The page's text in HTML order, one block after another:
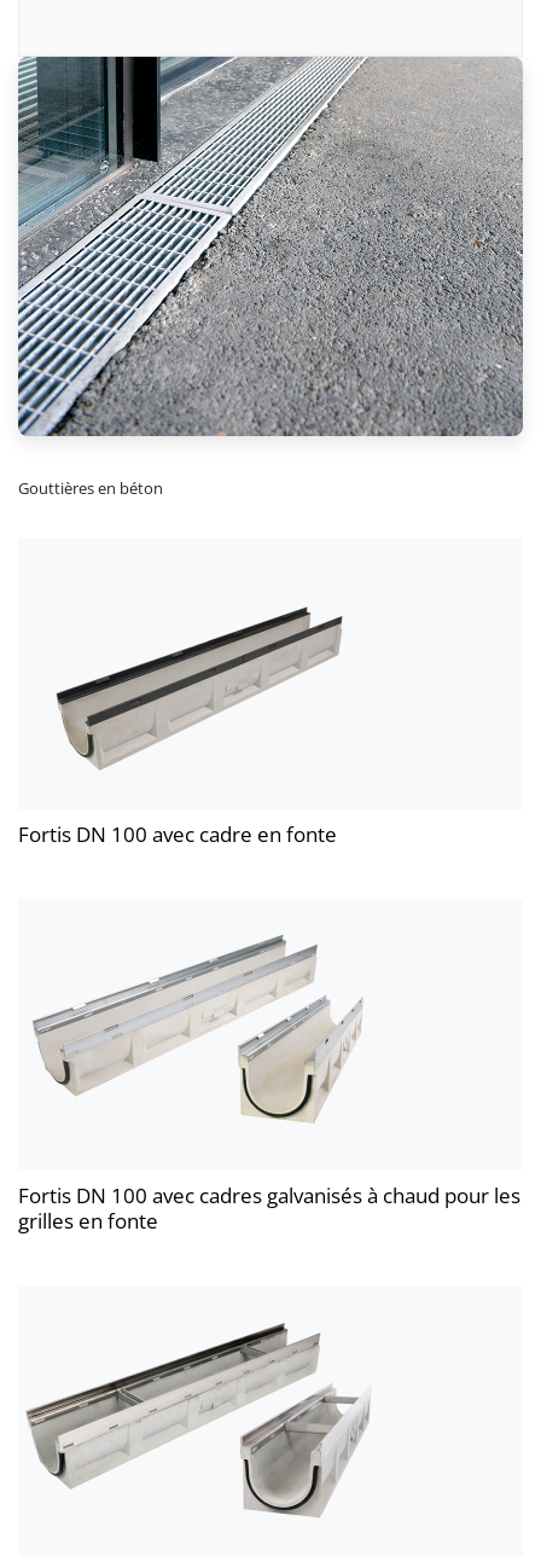
Gouttières en béton
Fortis DN 100 avec cadre en fonte
Fortis DN 100 avec cadres galvanisés à chaud pour les
grilles en fonte